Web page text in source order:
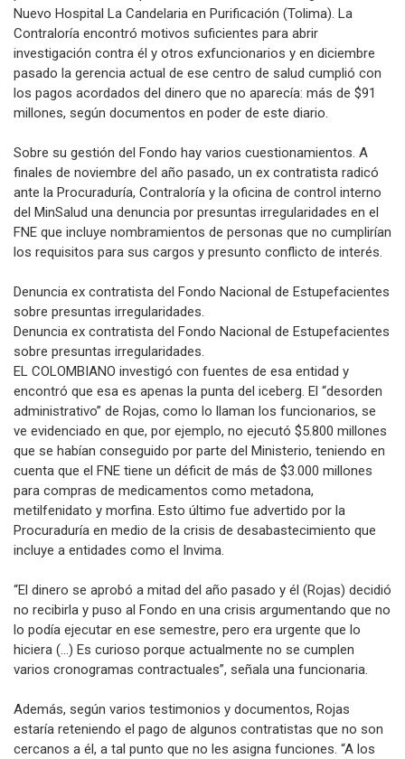
Nuevo Hospital La Candelaria en Purificación (Tolima). La
Contraloría encontró motivos suficientes para abrir
investigación contra él y otros exfuncionarios y en diciembre
pasado la gerencia actual de ese centro de salud cumplió con
los pagos acordados del dinero que no aparecía: más de $91
millones, según documentos en poder de este diario.
Sobre su gestión del Fondo hay varios cuestionamientos. A
finales de noviembre del año pasado, un ex contratista radicó
ante la Procuraduría, Contraloría y la oficina de control interno
del MinSalud una denuncia por presuntas irregularidades en el
FNE que incluye nombramientos de personas que no cumplirían
los requisitos para sus cargos y presunto conflicto de interés.
Denuncia ex contratista del Fondo Nacional de Estupefacientes
sobre presuntas irregularidades.
Denuncia ex contratista del Fondo Nacional de Estupefacientes
sobre presuntas irregularidades.
EL COLOMBIANO investigó con fuentes de esa entidad y
encontró que esa es apenas la punta del iceberg. El “desorden
administrativo” de Rojas, como lo llaman los funcionarios, se
ve evidenciado en que, por ejemplo, no ejecutó $5.800 millones
que se habían conseguido por parte del Ministerio, teniendo en
cuenta que el FNE tiene un déficit de más de $3.000 millones
para compras de medicamentos como metadona,
metilfenidato y morfina. Esto último fue advertido por la
Procuraduría en medio de la crisis de desabastecimiento que
incluye a entidades como el Invima.
“El dinero se aprobó a mitad del año pasado y él (Rojas) decidió
no recibirla y puso al Fondo en una crisis argumentando que no
lo podía ejecutar en ese semestre, pero era urgente que lo
hiciera (...) Es curioso porque actualmente no se cumplen
varios cronogramas contractuales”, señala una funcionaria.
Además, según varios testimonios y documentos, Rojas
estaría reteniendo el pago de algunos contratistas que no son
cercanos a él, a tal punto que no les asigna funciones. “A los